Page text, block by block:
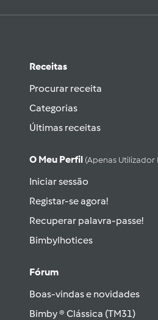
Receitas
Procurar receita
Categorias
Últimas receitas
O Meu Perfil (apenas Utilizador
Iniciar sessão
Registar-se agora!
Recuperar palavra-passe!
Bimbylhotices
Fórum
Boas-vindas e novidades
Bimby ® Clássica (TM31)